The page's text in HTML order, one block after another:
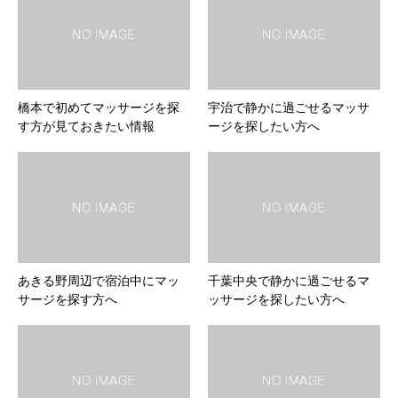
橋本で初めてマッサージを探
す方が見ておきたい情報
宇治で静かに過ごせるマッサ
ージを探したい方へ
あきる野周辺で宿泊中にマッ
サージを探す方へ
千葉中央で静かに過ごせるマ
ッサージを探したい方へ